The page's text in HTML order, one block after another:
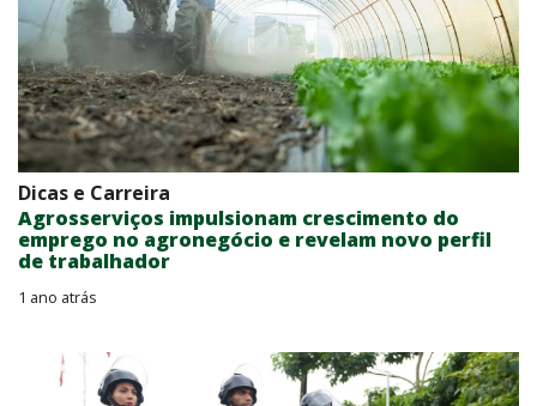
Dicas e Carreira
Agrosserviços impulsionam crescimento do
emprego no agronegócio e revelam novo perfil
de trabalhador
1 ano atrás